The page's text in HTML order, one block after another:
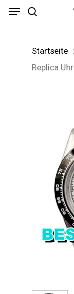
SkipMenu
Startseite
Replica